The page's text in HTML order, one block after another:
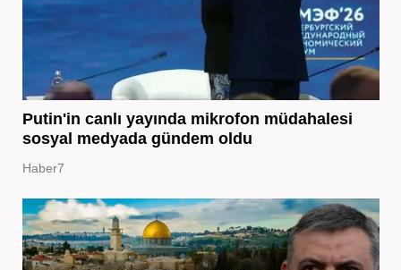
Putin'in canlı yayında mikrofon müdahalesi
sosyal medyada gündem oldu
Haber7